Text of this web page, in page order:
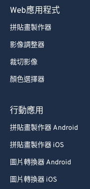
Web應用程式
拼貼畫製作器
影像調整器
裁切影像
顏色選擇器
行動應用
拼貼畫製作器 Android
拼貼畫製作器 iOS
圖片轉換器 Android
圖片轉換器 iOS